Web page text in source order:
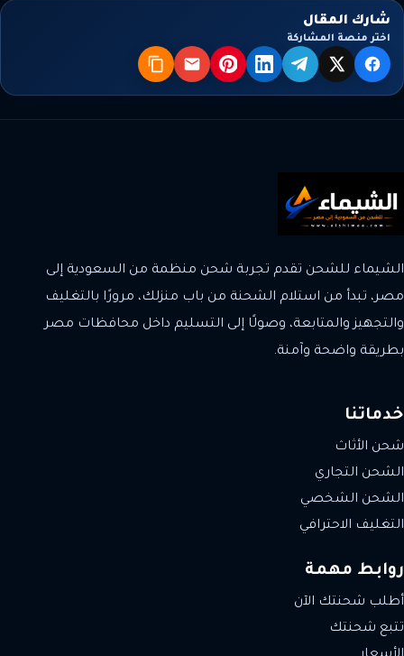
شارك المقال
اختر منصة المشاركة
فيسبوك
X تيليجراملينكدإنبنترستالبريد نسخ
الشيماء للشحن تقدم تجربة شحن منظمة من السعودية إلى
مصر، تبدأ من استلام الشحنة من باب منزلك، مرورًا بالتغليف
والتجهيز والمتابعة، وصولًا إلى التسليم داخل محافظات مصر
بطريقة واضحة وآمنة.
خدماتنا
شحن الأثاث
الشحن التجاري
الشحن الشخصي
التغليف الاحترافي
روابط مهمة
أطلب شحنتك الآن
تتبع شحنتك